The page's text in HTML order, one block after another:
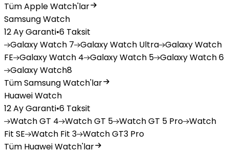
Tüm Apple Watch'lar
Samsung Watch
12 Ay Garanti•6 Taksit
GalaxyWatch 7 GalaxyWatch Ultra GalaxyWatch
FE GalaxyWatch 4 GalaxyWatch 5 GalaxyWatch 6
GalaxyWatch8
Tüm Samsung Watch'lar
Huawei Watch
12 Ay Garanti•6 Taksit
WatchGT 4 WatchGT 5 WatchGT 5 Pro Watch
Fit SE Watch Fit 3 WatchGT3 Pro
Tüm Huawei Watch'lar